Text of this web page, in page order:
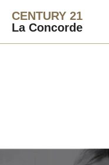
CENTURY 21
La Concorde